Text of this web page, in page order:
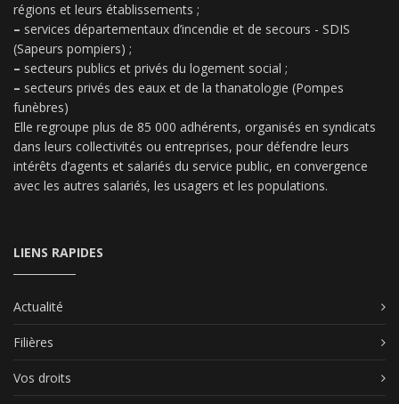
régions et leurs établissements ;
– services départementaux d’incendie et de secours - SDIS
(Sapeurs pompiers) ;
– secteurs publics et privés du logement social ;
– secteurs privés des eaux et de la thanatologie (Pompes
funèbres)
Elle regroupe plus de 85 000 adhérents, organisés en syndicats
dans leurs collectivités ou entreprises, pour défendre leurs
intérêts d’agents et salariés du service public, en convergence
avec les autres salariés, les usagers et les populations.
LIENS RAPIDES
Actualité
Filières
Vos droits